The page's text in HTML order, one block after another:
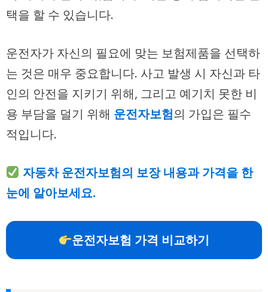
택을 할 수 있습니다.
운전자가 자신의 필요에 맞는 보험제품을 선택하
는 것은 매우 중요합니다. 사고 발생 시 자신과 타
인의 안전을 지키기 위해, 그리고 예기치 못한 비
용 부담을 덜기 위해 운전자보험의 가입은 필수
적입니다.
자동차 운전자보험의 보장 내용과 가격을 한
눈에 알아보세요.
운전자보험 가격 비교하기